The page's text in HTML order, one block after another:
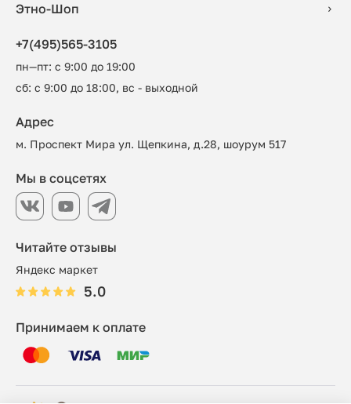
Этно-Шоп
+7(495)565-3105
пн—пт: с 9:00 до 19:00
сб: с 9:00 до 18:00, вс - выходной
Читайте отзывы
Яндекс маркет
5.0
Адрес
м. Проспект Мира ул. Щепкина, д.28, шоурум 517
Принимаем к оплате
Мы в соцсетях